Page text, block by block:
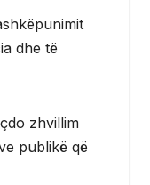
dhe të
zhvillim
publikë që